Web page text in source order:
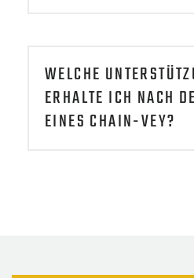
WELCHE
ERHALTE ICH NACH
EINES CHAIN-VEY?